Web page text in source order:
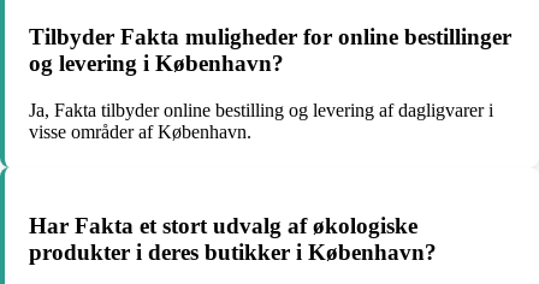
Tilbyder Fakta muligheder for online bestillinger
og levering i København?
Ja, Fakta tilbyder online bestilling og levering af dagligvarer i
visse områder af København.
Har Fakta et stort udvalg af økologiske
produkter i deres butikker i København?